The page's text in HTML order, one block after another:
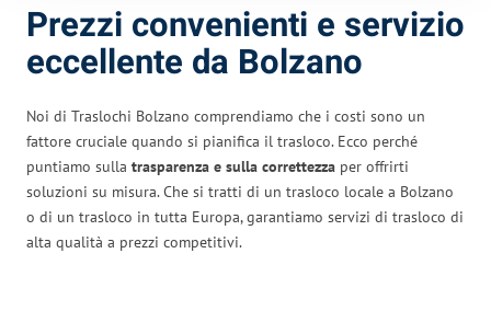
Prezzi convenienti e servizio
eccellente da Bolzano
Noi di Traslochi Bolzano comprendiamo che i costi sono un
fattore cruciale quando si pianifica il trasloco. Ecco perché
puntiamo sulla trasparenza e sulla correttezza per offrirti
soluzioni su misura. Che si tratti di un trasloco locale a Bolzano
o di un trasloco in tutta Europa, garantiamo servizi di trasloco di
alta qualità a prezzi competitivi.